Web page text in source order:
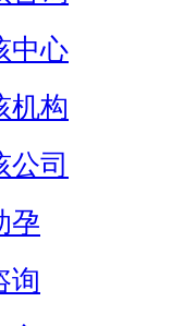
中心
机构
公司
孕
询